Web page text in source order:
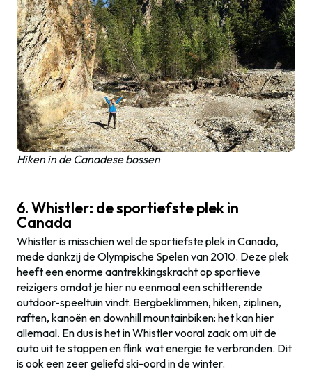
Hiken in de Canadese bossen
6. Whistler: de sportiefste plek in
Canada
Whistler is misschien wel de sportiefste plek in Canada,
mede dankzij de Olympische Spelen van 2010. Deze plek
heeft een enorme aantrekkingskracht op sportieve
reizigers omdat je hier nu eenmaal een schitterende
outdoor-speeltuin vindt. Bergbeklimmen, hiken, ziplinen,
raften, kanoën en downhill mountainbiken: het kan hier
allemaal. En dus is het in Whistler vooral zaak om uit de
auto uit te stappen en flink wat energie te verbranden. Dit
is ook een zeer geliefd ski-oord in de winter.